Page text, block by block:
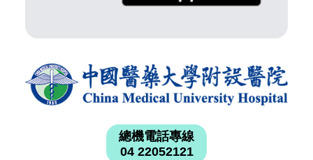
總機電話專線
04 22052121